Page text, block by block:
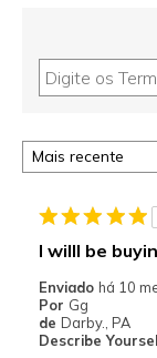
I willl be
Enviado há 10
Por Gg
de Darby., PA
Describe